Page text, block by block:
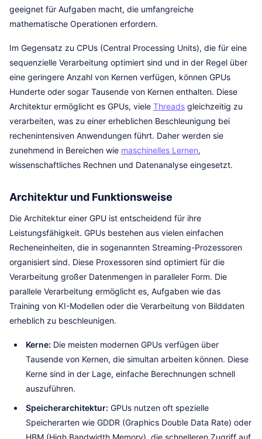
geeignet für Aufgaben macht, die umfangreiche
mathematische Operationen erfordern.
Im Gegensatz zu CPUs (Central Processing Units), die für eine
sequenzielle Verarbeitung optimiert sind und in der Regel über
eine geringere Anzahl von Kernen verfügen, können GPUs
Hunderte oder sogar Tausende von Kernen enthalten. Diese
Architektur ermöglicht es GPUs, viele Threads gleichzeitig zu
verarbeiten, was zu einer erheblichen Beschleunigung bei
rechenintensiven Anwendungen führt. Daher werden sie
zunehmend in Bereichen wie maschinelles Lernen,
wissenschaftliches Rechnen und Datenanalyse eingesetzt.
Architektur und Funktionsweise
Die Architektur einer GPU ist entscheidend für ihre
Leistungsfähigkeit. GPUs bestehen aus vielen einfachen
Recheneinheiten, die in sogenannten Streaming-Prozessoren
organisiert sind. Diese Proxessoren sind optimiert für die
Verarbeitung großer Datenmengen in paralleler Form. Die
parallele Verarbeitung ermöglicht es, Aufgaben wie das
Training von KI-Modellen oder die Verarbeitung von Bilddaten
erheblich zu beschleunigen.
Kerne: Die meisten modernen GPUs verfügen über
Tausende von Kernen, die simultan arbeiten können. Diese
Kerne sind in der Lage, einfache Berechnungen schnell
auszuführen.
Speicherarchitektur: GPUs nutzen oft spezielle
Speicherarten wie GDDR (Graphics Double Data Rate) oder
HBM (High Bandwidth Memory), die schnelleren Zugriff auf